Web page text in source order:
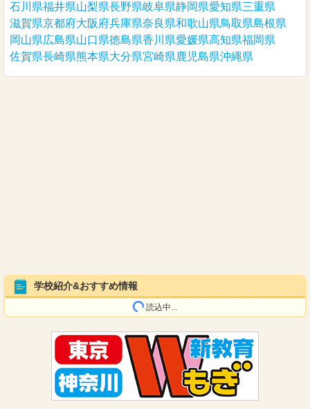
石川県福井県山梨県長野県岐阜県静岡県愛知県三重県
滋賀県京都府大阪府兵庫県奈良県和歌山県鳥取県島根県
岡山県広島県山口県徳島県香川県愛媛県高知県福岡県
佐賀県長崎県熊本県大分県宮崎県鹿児島県沖縄県
学校紹介&おすすめ情報
読込中...